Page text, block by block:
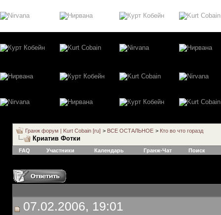
Гранж форум | Kurt Cobain [ru] > ВСЕ ОСТАЛЬНОЕ > Кто во что горазд
Криатив Фотки
FAQ Участники Календарь Гранж-Чат Поиск
07.02.2006, 19:01